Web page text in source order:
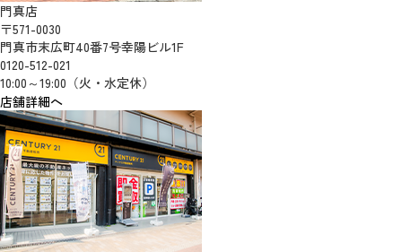
門真店
〒571-0030
門真市末広町40番7号幸陽ビル1F
0120-512-021
10:00～19:00（火・水定休）
店舗詳細へ